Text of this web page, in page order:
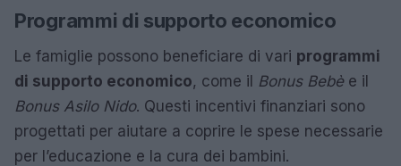
Programmi di supporto economico
Le famiglie possono beneficiare di vari programmi
di supporto economico, come il Bonus Bebèe il
Bonus Asilo Nido. Questi incentivi finanziari sono
progettati per aiutare a coprire le spese necessarie
per l’educazione e la cura dei bambini.